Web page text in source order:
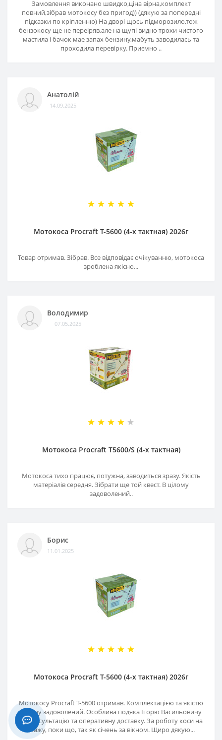
Замовлення виконано швидко,ціна вірна,комплект
повний,зібрав мотокосу без пригод)) (дякую за попередні
підказки по кріпленню) На дворі щось підморозило,тож
бензокосу ще не переіряв,але на щупі видно трохи чистого
мастила і бачок мае запах бензину,мабуть заводилась та
проходила перевірку. Приємно ..
Анатолій
14.09.2025
Мотокоса Procraft T-5600 (4-х тактная) 2026г
Товар отримав. Зібрав. Все відповідає очікуванню, мотокоса
зроблена якісно...
Володимир
07.05.2025
Мотокоса Procraft T5600/S (4-х тактная)
Мотокоса тихо працює, потужна, заводиться зразу. Якість
матеріалів середня. Зібрати ще той квест. В цілому
задоволений..
Борис
11.01.2025
Мотокоса Procraft T-5600 (4-х тактная) 2026г
Мотокосу Procraft T-5600 отримав. Комплектацією та якістю
товару задоволений. Особлива подяка Ігорю Васильовичу
за консультацію та оперативну доставку. За роботу коси на
скажу, поки що, так як січень за вікном. Щиро дякую...